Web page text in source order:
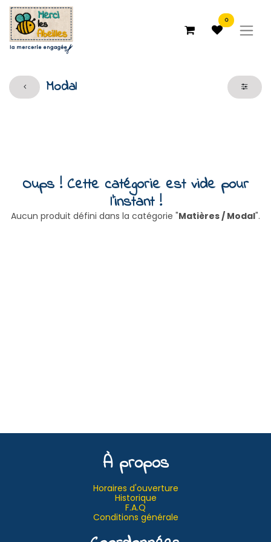
0
Modal
Oups ! Cette catégorie est vide pour
l'instant !
Aucun produit défini dans la catégorie "Matières / Modal".
À propos
Horaires d'ouverture
Historique
F.A.Q
Conditions générale